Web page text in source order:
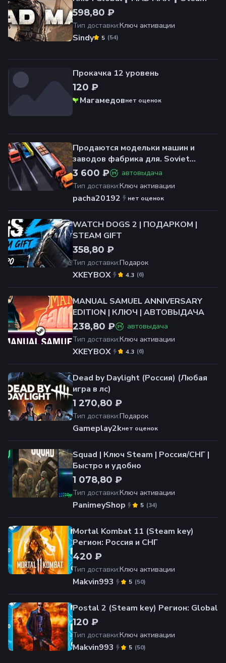
598,80 ₽
Тип доставки:Ключ активации
Sindy (54)
5
Прокачка 12 уровень
120 ₽
Магамедовнет оценок
Продаются модельки машин и
заводов фабрика для. Soviet
Republic
3 600 ₽
автовыдача
Тип доставки:Ключ активации
pacha20192 нет оценок
WATCH DOGS 2 | ПОДАРКОМ |
STEAM GIFT
358,80 ₽
Тип доставки:Подарок
XKEYBOX (6)
4.3
MANUAL SAMUEL ANNIVERSARY
EDITION | КЛЮЧ | АВТОВЫДАЧА
238,80 ₽
автовыдача
Тип доставки:Ключ активации
XKEYBOX (6)
4.3
Dead by Daylight (Россия) (Любая
игра в лс)
1 270,80 ₽
Тип доставки:Подарок
Gameplay2kнет оценок
Squad | Ключ Steam | Россия/СНГ |
Быстро и удобно
1 078,80 ₽
Тип доставки:Ключ активации
PanimeyShop (34)
5
Mortal Kombat 11 (Steam key)
Регион: Россия и СНГ
420 ₽
Тип доставки:Ключ активации
Makvin993 (50)
5
Postal 2 (Steam key) Регион: Global
120 ₽
Тип доставки:Ключ активации
Makvin993 (50)
5